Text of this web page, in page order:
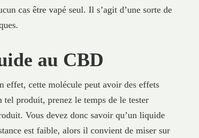
cas être vapé seul. Il s’agit d’une sorte de
au CBD
effet, cette molécule peut avoir des effets
tel produit, prenez le temps de le tester
Vous devez donc savoir qu’un liquide
est faible, alors il convient de miser sur